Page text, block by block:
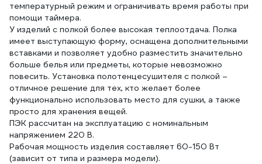
температурный режим и ограничивать время работы при
помощи таймера.
У изделий с полкой более высокая теплоотдача. Полка
имеет выступающую форму, оснащена дополнительными
вставками и позволяет удобно разместить значительно
больше белья или предметы, которые невозможно
повесить. Установка полотенцесушителя с полкой –
отличное решение для тех, кто желает более
функционально использовать место для сушки, а также
просто для хранения вещей.
ПЭК рассчитан на эксплуатацию с номинальным
напряжением 220 В.
Рабочая мощность изделия составляет 60-150 Вт
(зависит от типа и размера модели).